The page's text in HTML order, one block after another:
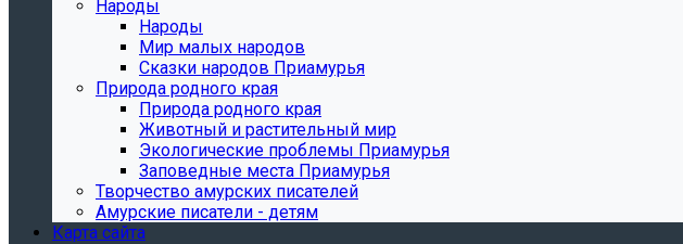
Народы
Народы
Мир малых народов
Сказки народов Приамурья
Природа родного края
Природа родного края
Животный и растительный мир
Экологические проблемы Приамурья
Заповедные места Приамурья
Творчество амурских писателей
Амурские писатели - детям
Карта сайта